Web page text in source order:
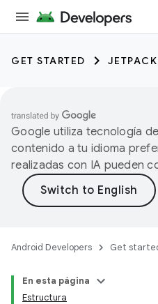
GET STARTED JETPACK
Google utiliza tecnología
contenido a tu idioma
realizadas con IA pueden
Android Developers Get
En esta página
Estructura